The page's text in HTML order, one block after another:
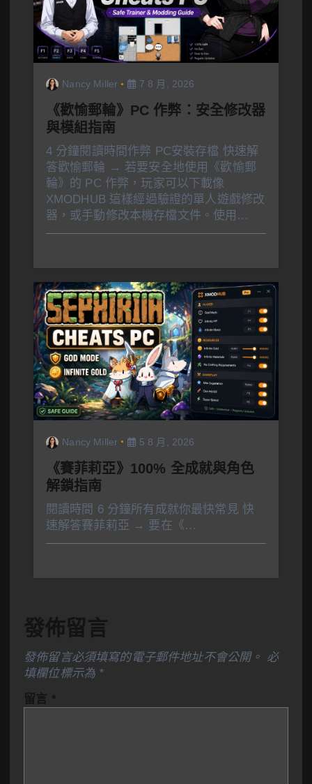
Nancy Miller 7 8 月, 2026
《歡愉郵輪》PC 作弊：安全修改器
與模組指南
4 分鐘閱讀時間作弊 PC安裝存檔 快速解
答歡愉郵輪 → 若要安全地使用《歡愉郵
輪》的 PC 作弊，玩家可以下載像
XMODHUB 這樣經過驗證的單人遊戲修改
器，或手動修改本機存檔文件。使用…
Nancy Miller 5 8 月, 2026
《賽菲莉亞》100% 全成就與角色
解鎖指南
閱讀時間 6 分鐘所有成就你最快常見 快
速解答賽菲莉亞 → 要在《…
發佈留言
發佈留言必須填寫的電子郵件地址不會公開。 必
填欄位標示為 *
留言 *